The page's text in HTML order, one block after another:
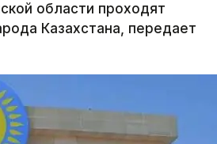
области проходят
Казахстана, передает